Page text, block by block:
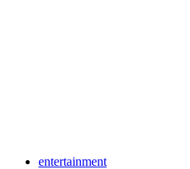
entertainment